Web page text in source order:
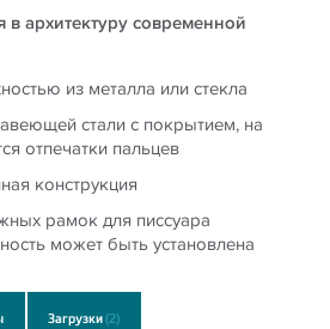
в архитектуру современной
из металла или стекла
стали с покрытием, на
отпечатки пальцев
конструкция
рамок для писсуара
может быть установлена
Загрузки(2)